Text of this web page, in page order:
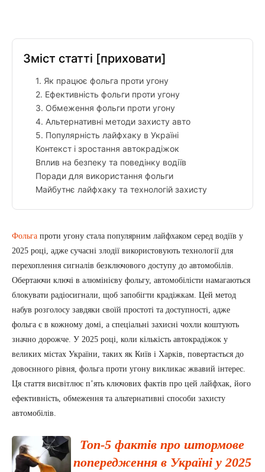
Зміст статті [приховати]
1. Як працює фольга проти угону
2. Ефективність фольги проти угону
3. Обмеження фольги проти угону
4. Альтернативні методи захисту авто
5. Популярність лайфхаку в Україні
Контекст і зростання автокрадіжок
Вплив на безпеку та поведінку водіїв
Поради для використання фольги
Майбутнє лайфхаку та технологій захисту
Фольга проти угону стала популярним лайфхаком серед водіїв у
2025 році, адже сучасні злодії використовують технології для
перехоплення сигналів безключового доступу до автомобілів.
Обертаючи ключі в алюмінієву фольгу, автомобілісти намагаються
блокувати радіосигнали, щоб запобігти крадіжкам. Цей метод
набув розголосу завдяки своїй простоті та доступності, адже
фольга є в кожному домі, а спеціальні захисні чохли коштують
значно дорожче. У 2025 році, коли кількість автокрадіжок у
великих містах України, таких як Київ і Харків, повертається до
довоєнного рівня, фольга проти угону викликає жвавий інтерес.
Ця стаття висвітлює п’ять ключових фактів про цей лайфхак, його
ефективність, обмеження та альтернативні способи захисту
автомобілів.
Топ-5 фактів про штормове
попередження в Україні у 2025